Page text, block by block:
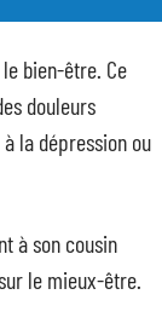
bien-être. Ce
douleurs
la dépression ou
à son cousin
le mieux-être.